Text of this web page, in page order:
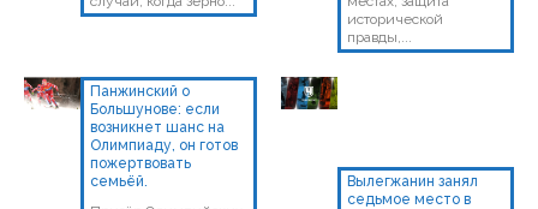
исторической
правды,...
Панжинский о
Большунове: если
возникнет шанс на
Олимпиаду, он готов
пожертвовать
семьёй.
Вылегжанин занял
седьмое место в